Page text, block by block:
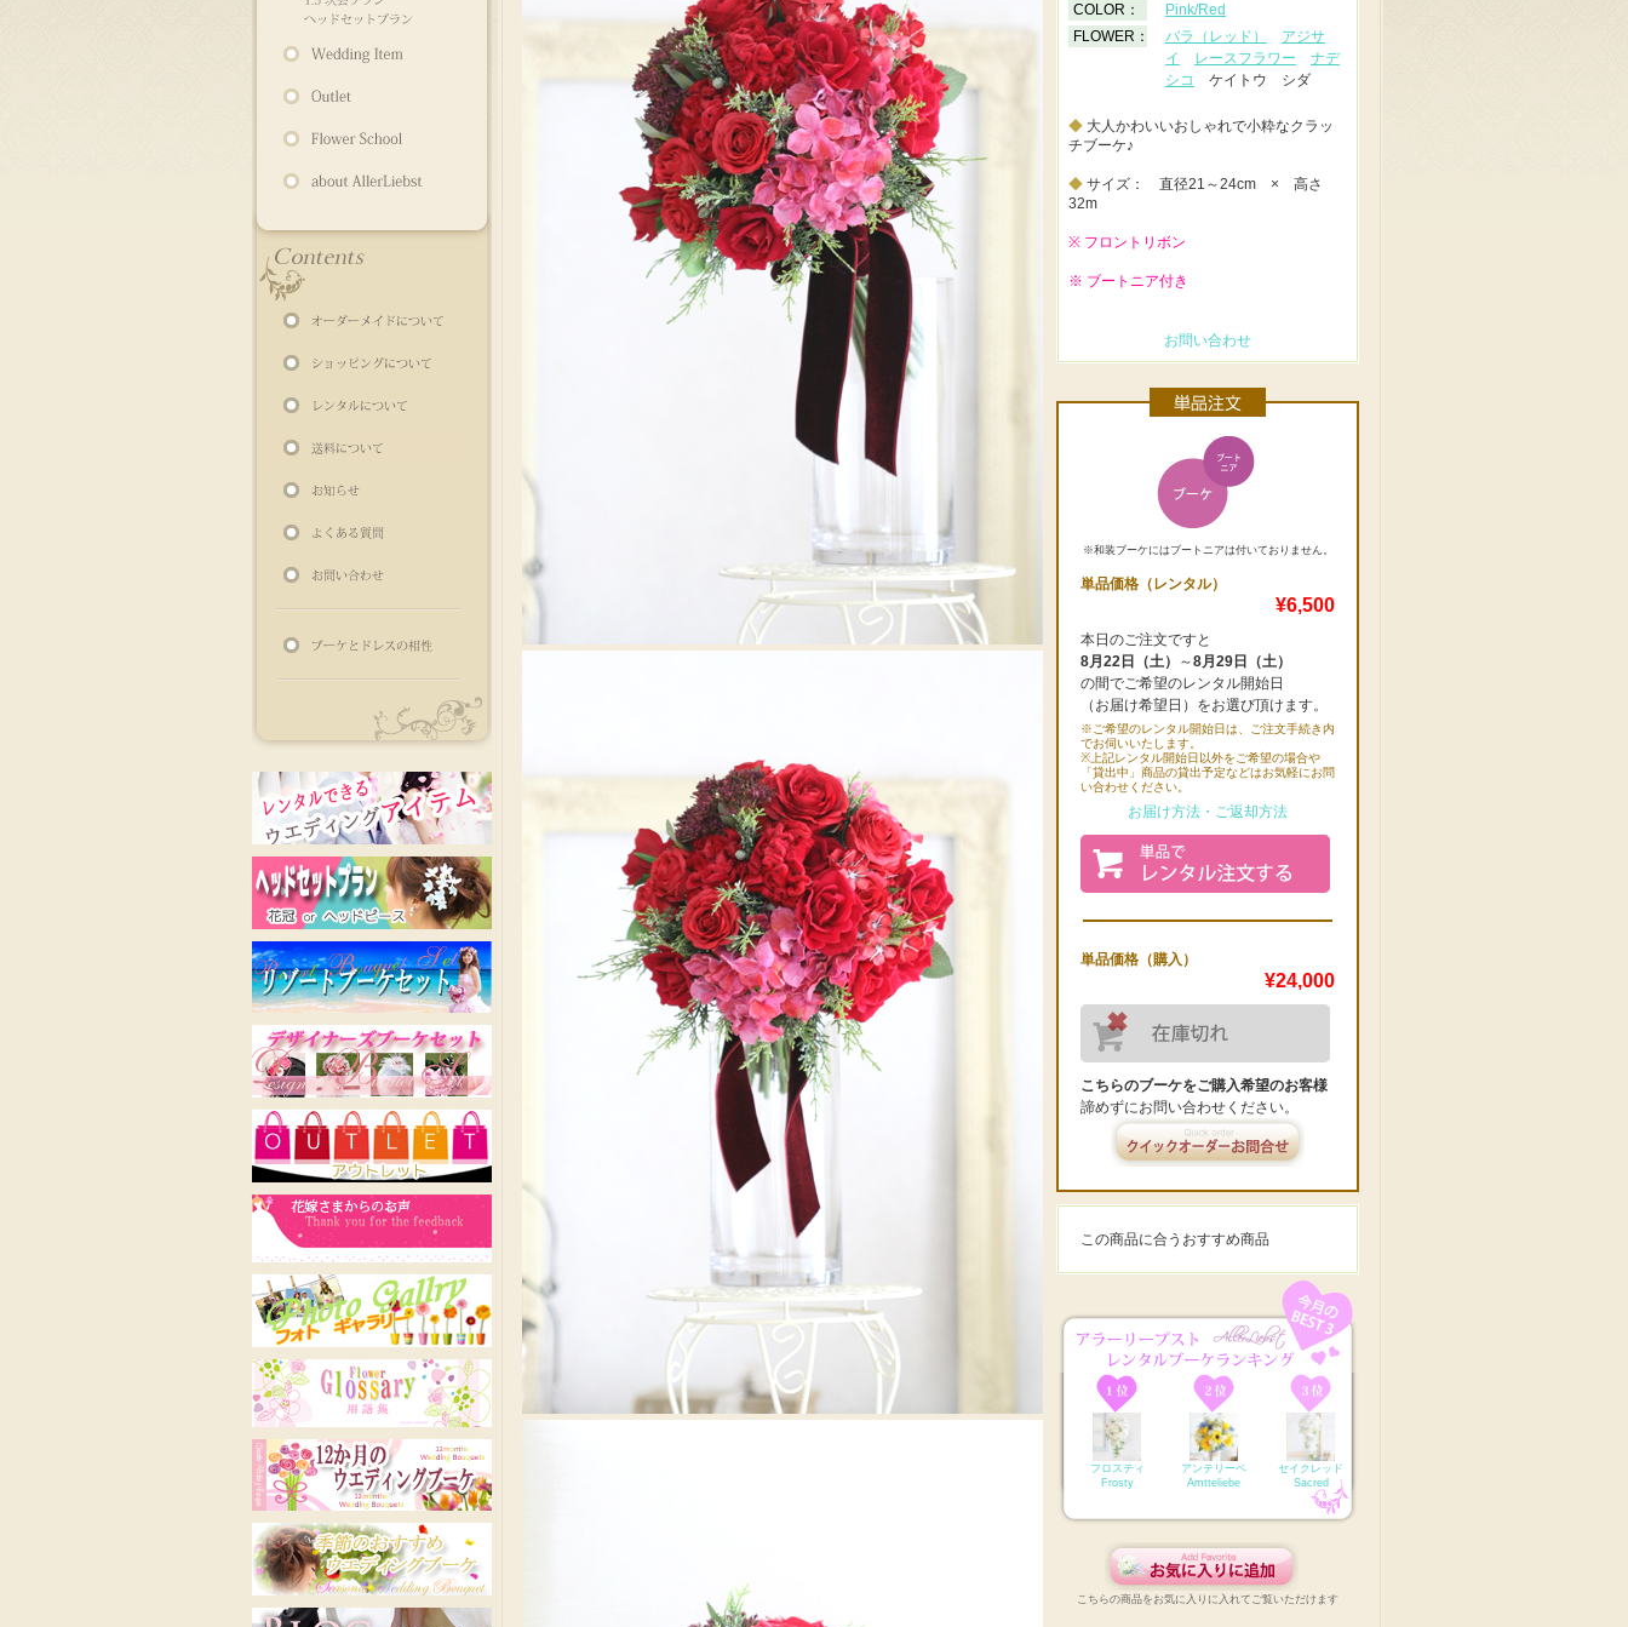
COLOR：
Pink/Red
FLOWER：
バラ（レッド）
アジサ
イ
レースフラワー
ナデ
シコ
ケイトウ シダ
◆ 大人かわいいおしゃれで小粋なクラッ
チブーケ♪
◆ サイズ： 直径21～24cm × 高さ
32m
※ フロントリボン
※ ブートニア付き
お問い合わせ
※和装ブーケにはブートニアは付いておりません。
単品価格（レンタル）
¥6,500
本日のご注文ですと
8月22日（土）
～8月29日（土）
の間でご希望のレンタル開始日
（お届け希望日）をお選び頂けます。
※ご希望のレンタル開始日は、ご注文手続き内
でお伺いいたします。
※上記レンタル開始日以外をご希望の場合や
「貸出中」商品の貸出予定などはお気軽にお問
い合わせください。
お届け方法・ご返却方法
単品価格（購入）
¥24,000
こちらのブーケをご購入希望のお客様
諦めずにお問い合わせください。
この商品に合うおすすめ商品
フロスティ
Frosty
アンテリーベ
Amtteliebe
セイクレッド
Sacred
こちらの商品をお気に入りに入れてご覧いただけます